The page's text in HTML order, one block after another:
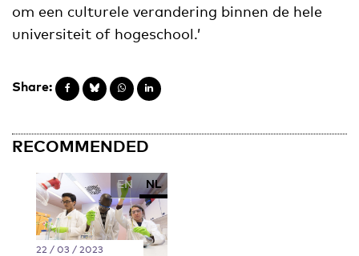
om een culturele verandering binnen de hele
universiteit of hogeschool.’
Share:
RECOMMENDED
EN NL
22 / 03 / 2023